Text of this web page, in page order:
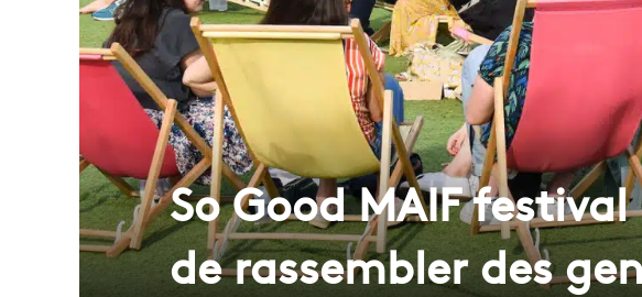
So Good MAIF
de rassembler des